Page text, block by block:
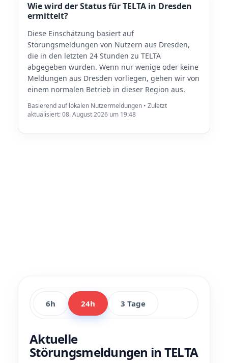
Wie wird der Status für TELTA in Dresden
ermittelt?
Diese Einschätzung basiert auf
Störungsmeldungen von Nutzern aus Dresden,
die in den letzten 24 Stunden zu TELTA
abgegeben wurden. Wenn nur wenige oder keine
Meldungen aus Dresden vorliegen, gehen wir von
einem normalen Betrieb in dieser Region aus.
Basierend auf lokalen Nutzermeldungen • Zuletzt
aktualisiert: 08. August 2026 um 19:48
6h 24h 3 Tage
Aktuelle
Störungsmeldungen in TELTA